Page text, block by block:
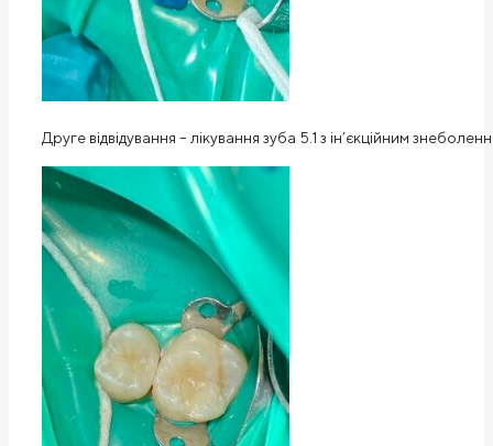
Друге відвідування – лікування зуба 5.1 з ін’єкційним